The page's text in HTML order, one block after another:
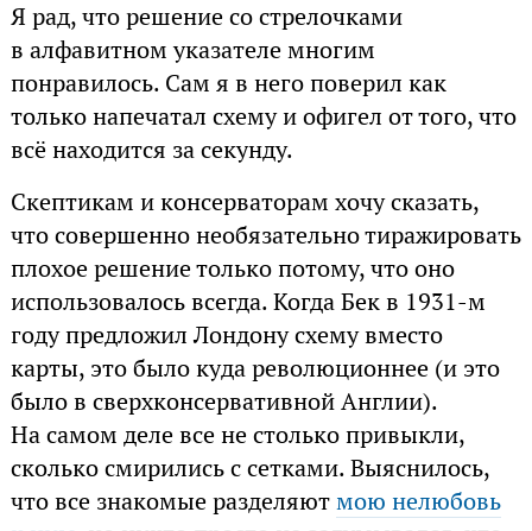
Я рад, что решение со стрелочками
в алфавитном указателе многим
понравилось. Сам я в него поверил как
только напечатал схему и офигел от того, что
всё находится за секунду.
Скептикам и консерваторам хочу сказать,
что совершенно необязательно тиражировать
плохое решение только потому, что оно
использовалось всегда. Когда Бек в 1931-м
году предложил Лондону схему вместо
карты, это было куда революционнее (и это
было в сверхконсервативной Англии).
На самом деле все не столько привыкли,
сколько смирились с сетками. Выяснилось,
что все знакомые разделяютмою нелюбовь